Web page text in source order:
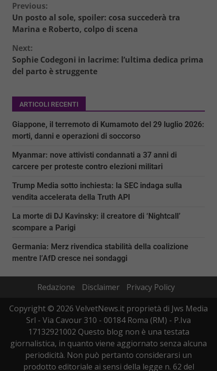
Continue
Reading
Previous:
Un posto al sole, spoiler: cosa succederà tra
Marina e Roberto, colpo di scena
Next:
Sophie Codegoni in lacrime: l’ultima dedica prima
del parto è struggente
ARTICOLI RECENTI
Giappone, il terremoto di Kumamoto del 29 luglio 2026:
morti, danni e operazioni di soccorso
Myanmar: nove attivisti condannati a 37 anni di
carcere per proteste contro elezioni militari
Trump Media sotto inchiesta: la SEC indaga sulla
vendita accelerata della Truth API
La morte di DJ Kavinsky: il creatore di ‘Nightcall’
scompare a Parigi
Germania: Merz rivendica stabilità della coalizione
mentre l’AfD cresce nei sondaggi
Redazione Disclaimer
Privacy Policy
Copyright © 2026 VelvetNews.it proprietà di Jws Media
Srl - Via Cavour 310 - 00184 Roma (RM) - P.Iva
17132921002 Questo blog non è una testata
giornalistica, in quanto viene aggiornato senza alcuna
periodicità. Non può pertanto considerarsi un
prodotto editoriale ai sensi della legge n. 62 del